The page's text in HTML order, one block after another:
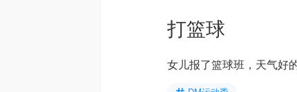
打篮球
女儿报了篮球班，天气好